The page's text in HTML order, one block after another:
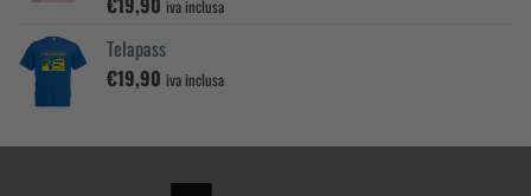
5.00
iva inclusa
Telapass
€19,90 iva inclusa